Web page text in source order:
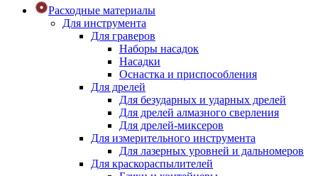
Расходные материалы
Для инструмента
Для граверов
Наборы насадок
Насадки
Оснастка и приспособления
Для дрелей
Для безударных и ударных дрелей
Для дрелей алмазного сверления
Для дрелей-миксеров
Для измерительного инструмента
Для лазерных уровней и дальномеров
Для краскораспылителей